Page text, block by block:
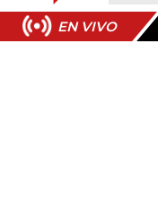
EN VIVO